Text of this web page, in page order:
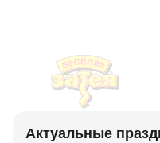
Актуальные